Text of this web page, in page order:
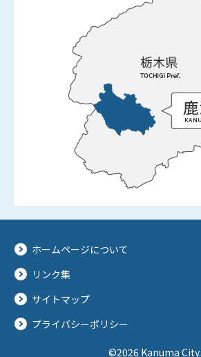
ホームページについて
リンク集
サイトマップ
プライバシーポリシー
©2026 Kanuma City.